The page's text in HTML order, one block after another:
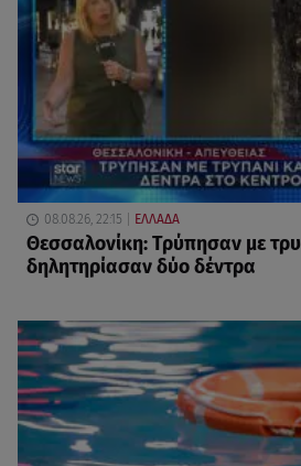
08.08.26, 22:15 ΕΛΛΑΔΑ
Θεσσαλονίκη: Τρύπησαν με
δηλητηρίασαν δύο δέντρα